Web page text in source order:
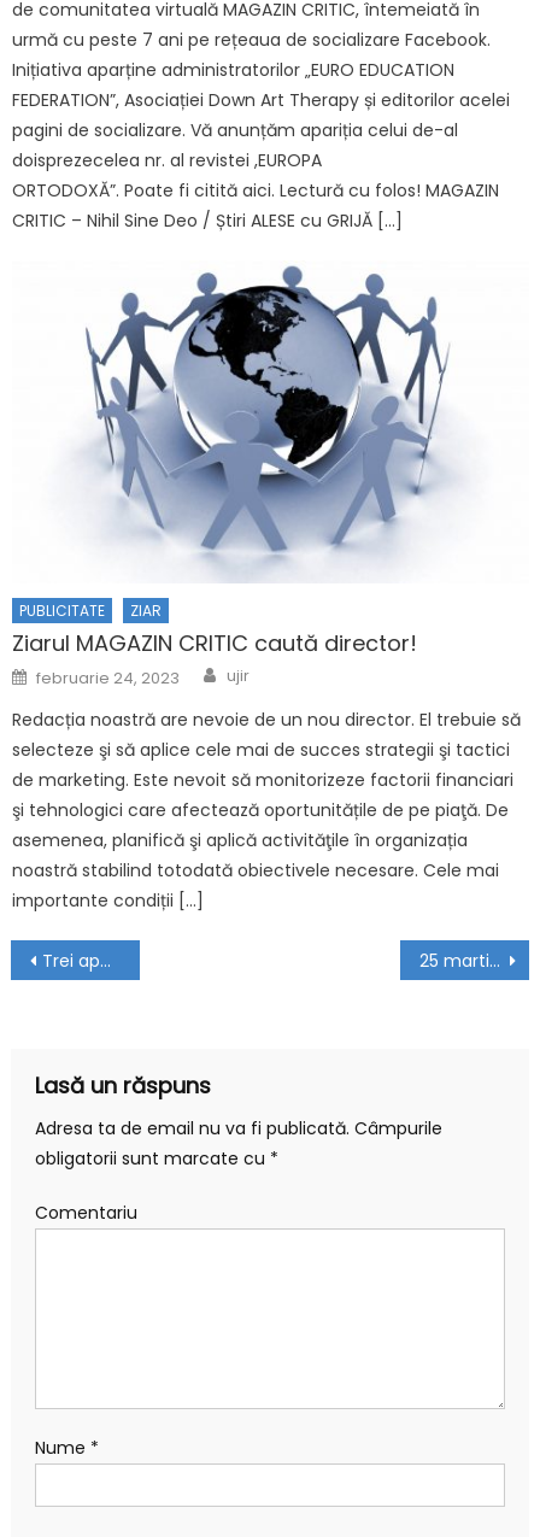
de comunitatea virtuală MAGAZIN CRITIC, întemeiată în
urmă cu peste 7 ani pe rețeaua de socializare Facebook.
Inițiativa aparține administratorilor „EURO EDUCATION
FEDERATION”, Asociației Down Art Therapy și editorilor acelei
pagini de socializare. Vă anunțăm apariția celui de-al
doisprezecelea nr. al revistei ,EUROPA
ORTODOXĂ”. Poate fi citită aici. Lectură cu folos! MAGAZIN
CRITIC – Nihil Sine Deo / Știri ALESE cu GRIJĂ […]
PUBLICITATE ZIAR
Ziarul MAGAZIN CRITIC caută director!
Posted on
februarie 24, 2023 Author
ujir
Redacția noastră are nevoie de un nou director. El trebuie să
selecteze şi să aplice cele mai de succes strategii şi tactici
de marketing. Este nevoit să monitorizeze factorii financiari
şi tehnologici care afectează oportunitățile de pe piaţă. De
asemenea, planifică şi aplică activităţile în organizația
noastră stabilind totodată obiectivele necesare. Cele mai
importante condiții […]
Navigare în articole
Trei apariții editoriale la editura noastră! 25 martie 2023: Mamelor, haideți la Marșul pentru Viață! Echipa noastră este parteneră!
Lasă un răspuns
Adresa ta de email nu va fi publicată. Câmpurile
obligatorii sunt marcate cu *
Comentariu
Nume *